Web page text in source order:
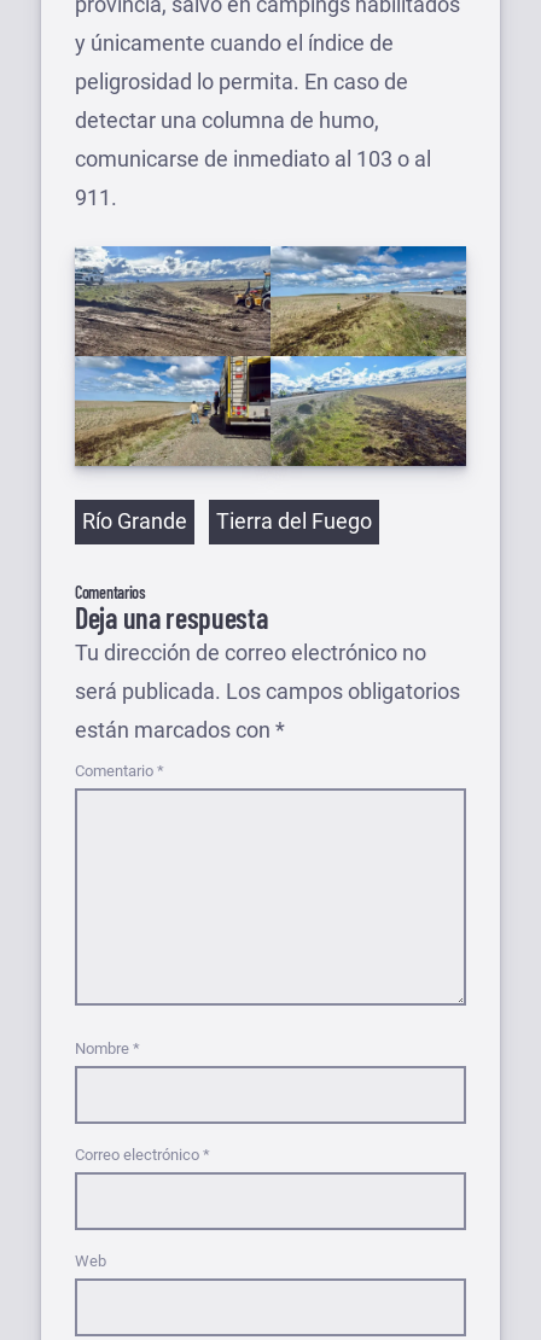
y únicamente cuando el índice de
peligrosidad lo permita. En caso de
detectar una columna de humo,
comunicarse de inmediato al 103 o al
911.
Etiquetas
Río Grande Tierra del Fuego
Comentarios
Deja una respuesta
Tu dirección de correo electrónico no
será publicada. Los campos obligatorios
están marcados con *
Comentario *
Nombre *
Correo electrónico *
Web